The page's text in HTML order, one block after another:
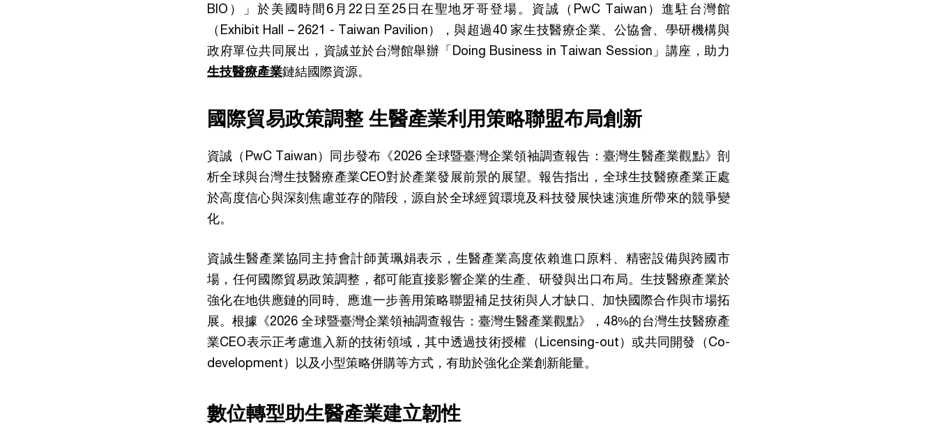
BIO）」於美國時間6月22日至25日在聖地牙哥登場。資誠（PwC Taiwan）進駐台灣館
（Exhibit Hall – 2621 - Taiwan Pavilion），與超過40 家生技醫療企業、公協會、學研機構與
政府單位共同展出，資誠並於台灣館舉辦「Doing Business in Taiwan Session」講座，助力
生技醫療產業鏈結國際資源。
國際貿易政策調整 生醫產業利用策略聯盟布局創新
資誠（PwC Taiwan）同步發布《2026 全球暨臺灣企業領袖調查報告：臺灣生醫產業觀點》剖
析全球與台灣生技醫療產業CEO對於產業發展前景的展望。報告指出，全球生技醫療產業正處
於高度信心與深刻焦慮並存的階段，源自於全球經貿環境及科技發展快速演進所帶來的競爭變
化。
資誠生醫產業協同主持會計師黃珮娟表示，生醫產業高度依賴進口原料、精密設備與跨國市
場，任何國際貿易政策調整，都可能直接影響企業的生產、研發與出口布局。生技醫療產業於
強化在地供應鏈的同時、應進一步善用策略聯盟補足技術與人才缺口、加快國際合作與市場拓
展。根據《2026 全球暨臺灣企業領袖調查報告：臺灣生醫產業觀點》，48%的台灣生技醫療產
業CEO表示正考慮進入新的技術領域，其中透過技術授權（Licensing-out）或共同開發（Co-
development）以及小型策略併購等方式，有助於強化企業創新能量。
數位轉型助生醫產業建立韌性